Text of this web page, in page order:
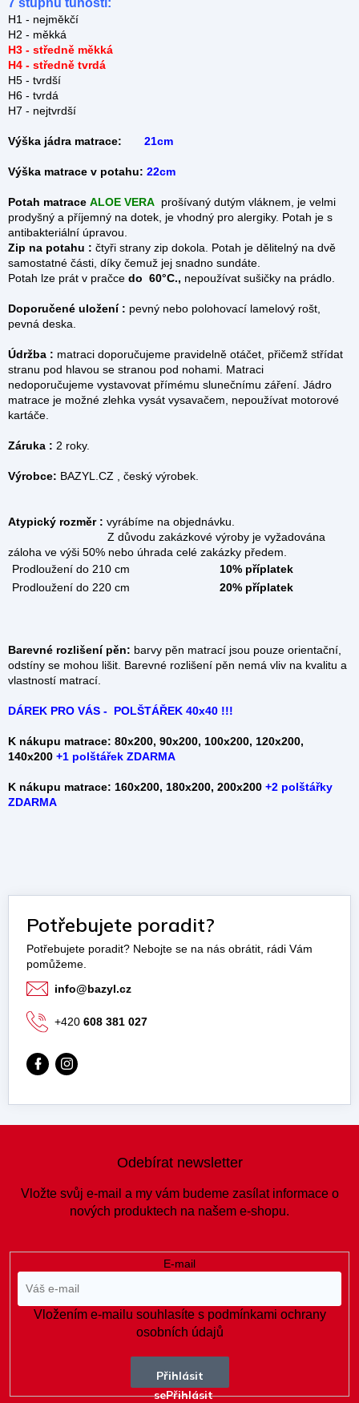
H1 - nejměkčí
H2 - měkká
H3 - středně měkká
H4 - středně tvrdá
H5 - tvrdší
H6 - tvrdá
H7 - nejtvrdší
Výška jádra matrace: 21cm
Výška matrace v potahu: 22cm
Potah matrace ALOE VERA prošívaný dutým vláknem, je velmi
prodyšný a příjemný na dotek, je vhodný pro alergiky. Potah je s
antibakteriální úpravou.
Zip na potahu : čtyři strany zip dokola.
Potah je dělitelný na dvě
samostatné části, díky čemuž jej snadno sundáte.
Potah lze prát v pračce do 60°C., nepoužívat sušičky na prádlo.
Doporučené uložení : pevný nebo polohovací lamelový rošt,
pevná deska.
Údržba : matraci doporučujeme pravidelně otáčet, přičemž střídat
stranu pod hlavou se stranou pod nohami. Matraci
nedoporučujeme vystavovat přímému slunečnímu záření. Jádro
matrace je možné zlehka vysát vysavačem, nepoužívat motorové
kartáče.
Záruka : 2 roky.
Výrobce: BAZYL.CZ , český výrobek.
Atypický rozměr : vyrábíme na objednávku.
Z důvodu zakázkové výroby je vyžadována
záloha ve výši 50% nebo úhrada celé zakázky předem.
Prodloužení do 210 cm
10% příplatek
Prodloužení do 220 cm
20% příplatek
Barevné rozlišení pěn: barvy pěn matrací jsou pouze orientační,
odstíny se mohou lišit. Barevné rozlišení pěn nemá vliv na kvalitu a
vlastností matrací.
DÁREK PRO VÁS - POLŠTÁŘEK 40x40 !!!
K nákupu matrace: 80x200, 90x200, 100x200, 120x200,
140x200 +1 polštářek ZDARMA
K nákupu matrace: 160x200, 180x200, 200x200 +2 polštářky
ZDARMA
Potřebujete poradit?
info@bazyl.cz
+420 608 381 027
Odebírat newsletter
Vložte svůj e-mail a my vám budeme zasílat informace o
nových produktech na našem e-shopu.
E-mail
Vložením e-mailu souhlasíte s podmínkami ochrany
osobních údajů
Přihlásit
se